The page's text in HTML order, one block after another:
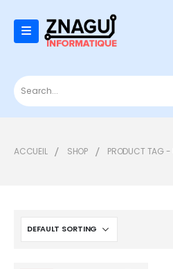
ACCUEIL SHOP PRODUCT TAG -